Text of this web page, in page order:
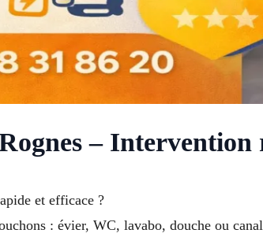
– Intervention
et efficace ?
: évier, WC, lavabo, douche ou